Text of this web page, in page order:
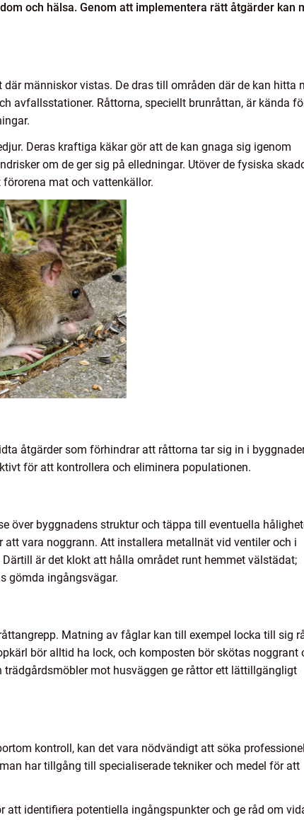
och hälsa. Genom att implementera rätt åtgärder kan
människor vistas. De dras till områden där de kan hitta
avfallsstationer. Råttorna, speciellt brunråttan, är kända
Deras kraftiga käkar gör att de kan gnaga sig igenom
om de ger sig på elledningar. Utöver de fysiska
mat och vattenkällor.
åtgärder som förhindrar att råttorna tar sig in i
för att kontrollera och eliminera populationen.
över byggnadens struktur och täppa till eventuella
vara noggrann. Att installera metallnät vid ventiler och i
är det klokt att hålla området runt hemmet välstädat;
gömda ingångsvägar.
Matning av fåglar kan till exempel locka till sig
bör alltid ha lock, och komposten bör skötas noggrant
mot husväggen ge råttor ett lättillgängligt
kontroll, kan det vara nödvändigt att söka professionell
har tillgång till specialiserade tekniker och medel för att
identifiera potentiella ingångspunkter och ge råd om